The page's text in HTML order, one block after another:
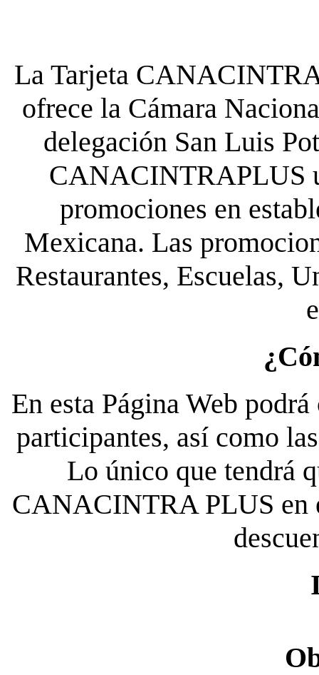
La Tarjeta
ofrece la Cámara
delegación San Luis
CANACINTRAPLUS
promociones en
Mexicana. Las
Restaurantes, Escuelas,
En esta Página Web
participantes, así como
Lo único que tendrá
CANACINTRA PLUS en